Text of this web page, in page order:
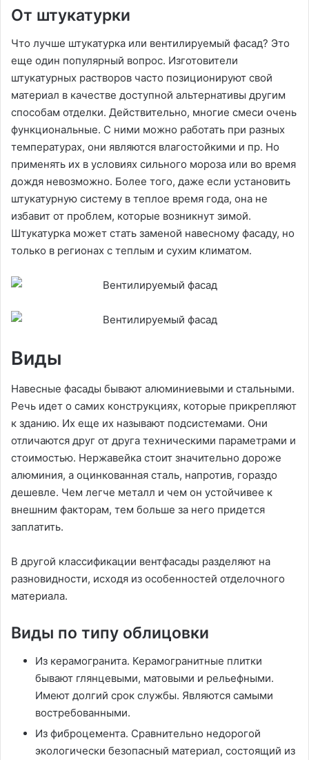
От штукатурки
Что лучше штукатурка или вентилируемый фасад? Это
еще один популярный вопрос. Изготовители
штукатурных растворов часто позиционируют свой
материал в качестве доступной альтернативы другим
способам отделки. Действительно, многие смеси очень
функциональные. С ними можно работать при разных
температурах, они являются влагостойкими и пр. Но
применять их в условиях сильного мороза или во время
дождя невозможно. Более того, даже если установить
штукатурную систему в теплое время года, она не
избавит от проблем, которые возникнут зимой.
Штукатурка может стать заменой навесному фасаду, но
только в регионах с теплым и сухим климатом.
Виды
Навесные фасады бывают алюминиевыми и стальными.
Речь идет о самих конструкциях, которые прикрепляют
к зданию. Их еще их называют подсистемами. Они
отличаются друг от друга техническими параметрами и
стоимостью. Нержавейка стоит значительно дороже
алюминия, а оцинкованная сталь, напротив, гораздо
дешевле. Чем легче металл и чем он устойчивее к
внешним факторам, тем больше за него придется
заплатить.
В другой классификации вентфасады разделяют на
разновидности, исходя из особенностей отделочного
материала.
Виды по типу облицовки
Из керамогранита. Керамогранитные плитки
бывают глянцевыми, матовыми и рельефными.
Имеют долгий срок службы. Являются самыми
востребованными.
Из фиброцемента. Сравнительно недорогой
экологически безопасный материал, состоящий из